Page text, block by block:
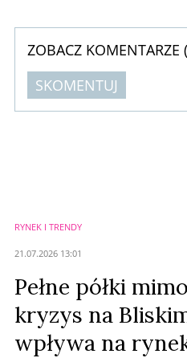
ZOBACZ KOMENTARZE (
SKOMENTUJ
RYNEK I TRENDY
21.07.2026 13:01
Pełne półki
kryzys na
wpływa na